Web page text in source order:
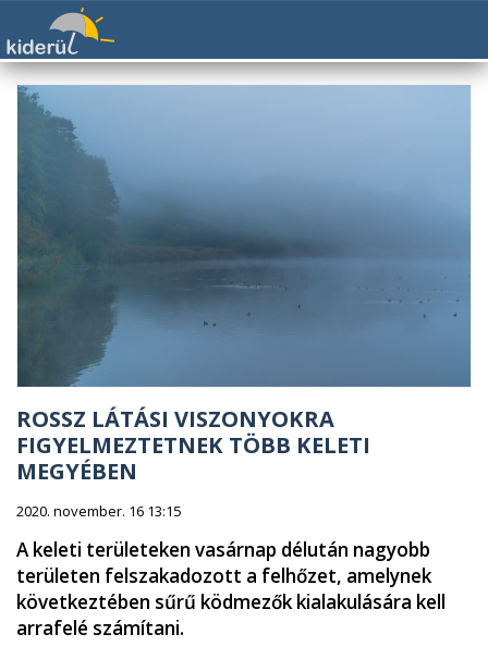
ROSSZ LÁTÁSI VISZONYOKRA
FIGYELMEZTETNEK TÖBB KELETI
MEGYÉBEN
2020. november. 16 13:15
A keleti területeken vasárnap délután nagyobb
területen felszakadozott a felhőzet, amelynek
következtében sűrű ködmezők kialakulására kell
arrafelé számítani.